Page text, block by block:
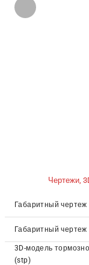
Чертежи,
Габаритный чертеж
Габаритный чертеж
3D-модель
(stp)